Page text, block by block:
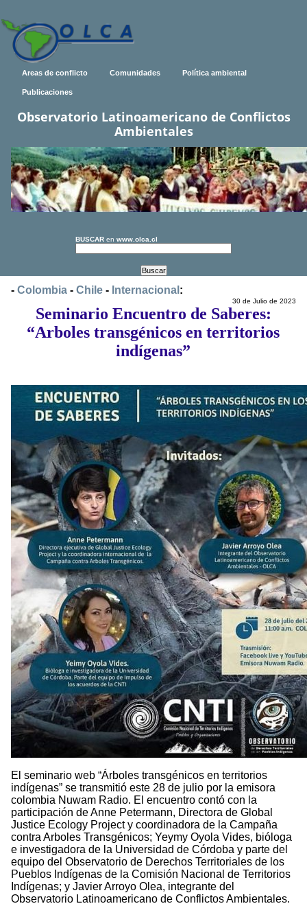
Areas de conflicto Comunidades Política ambiental
Publicaciones
Observatorio Latinoamericano de Conflictos
Ambientales
BUSCAR en www.olca.cl
- Colombia - Chile - Internacional :
30 de Julio de 2023
Seminario Encuentro de Saberes:
“Arboles transgénicos en territorios
indígenas”
El seminario web “Árboles transgénicos en territorios
indígenas” se transmitió este 28 de julio por la emisora
colombia Nuwam Radio. El encuentro contó con la
participación de Anne Petermann, Directora de Global
Justice Ecology Project y coordinadora de la Campaña
contra Arboles Transgénicos; Yeymy Oyola Vides, bióloga
e investigadora de la Universidad de Córdoba y parte del
equipo del Observatorio de Derechos Territoriales de los
Pueblos Indígenas de la Comisión Nacional de Territorios
Indígenas; y Javier Arroyo Olea, integrante del
Observatorio Latinoamericano de Conflictos Ambientales.